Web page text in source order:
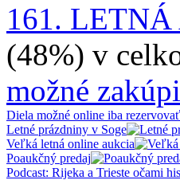
161.
(48%) v
možné
Diela možné online iba rezervovať
Letné prázdniny v Soge
Veľká letná online aukcia
Poaukčný predaj
Podcast: Rijeka a Trieste očami